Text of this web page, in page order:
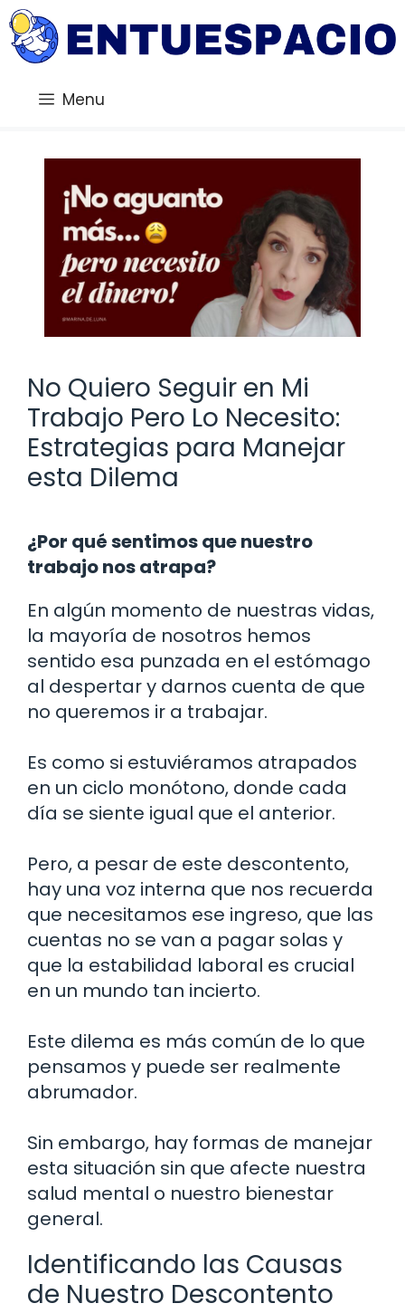
Saltar
al
contenido
Menu
No Quiero Seguir en Mi
Trabajo Pero Lo Necesito:
Estrategias para Manejar
esta Dilema
¿Por qué sentimos que nuestro
trabajo nos atrapa?
En algún momento de nuestras vidas,
la mayoría de nosotros hemos
sentido esa punzada en el estómago
al despertar y darnos cuenta de que
no queremos ir a trabajar.
Es como si estuviéramos atrapados
en un ciclo monótono, donde cada
día se siente igual que el anterior.
Pero, a pesar de este descontento,
hay una voz interna que nos recuerda
que necesitamos ese ingreso, que las
cuentas no se van a pagar solas y
que la estabilidad laboral es crucial
en un mundo tan incierto.
Este dilema es más común de lo que
pensamos y puede ser realmente
abrumador.
Sin embargo, hay formas de manejar
esta situación sin que afecte nuestra
salud mental o nuestro bienestar
general.
Identificando las Causas
de Nuestro Descontento